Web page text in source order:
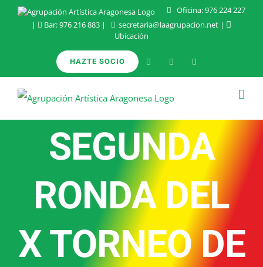
Saltar
Oficina:976 224 227
|
Bar:976 216 883 | secretaria@laagrupacion.net|
Ubicación
HAZTE SOCIO
SEGUNDA
RONDA DEL
X TORNEO DE